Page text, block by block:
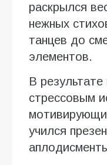
раскрылся
нежных
танцев до
элементов.
В результате
стрессовым
учился